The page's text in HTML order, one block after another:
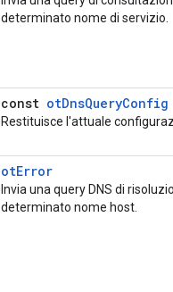
determinato nome di servizio.
const otDnsQueryConfig
Restituisce l'attuale
otError
Invia una query DNS di
determinato nome host.